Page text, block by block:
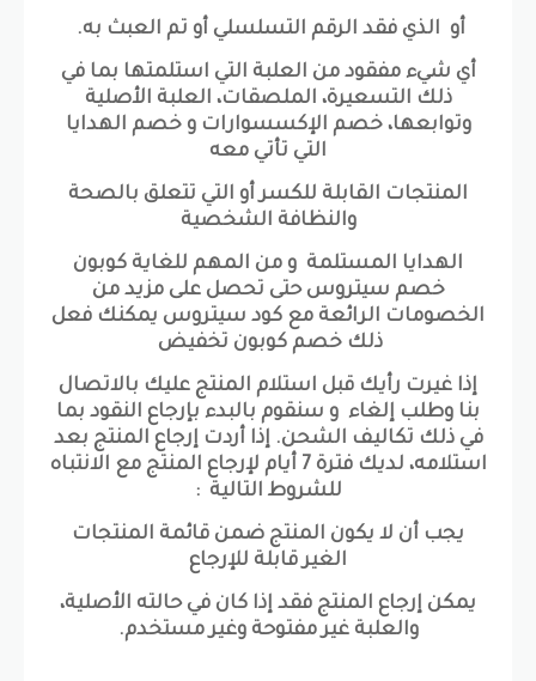
أو الذي فقد الرقم التسلسلي أو تم العبث به.
أي شيء مفقود من العلبة التي استلمتها بما في
ذلك التسعيرة، الملصقات، العلبة الأصلية
وتوابعها، خصم الإكسسوارات و خصم الهدايا
التي تأتي معه
المنتجات القابلة للكسر أو التي تتعلق بالصحة
والنظافة الشخصية
الهدايا المستلمة و من المهم للغاية كوبون
خصم سيتروس حتى تحصل على مزيد من
الخصومات الرائعة مع كود سيتروس يمكنك فعل
ذلك خصم كوبون تخفيض
إذا غيرت رأيك قبل استلام المنتج عليك بالاتصال
بنا وطلب إلغاء و سنقوم بالبدء بإرجاع النقود بما
في ذلك تكاليف الشحن. إذا أردت إرجاع المنتج بعد
استلامه، لديك فترة 7 أيام لإرجاع المنتج مع الانتباه
للشروط التالية :
يجب أن لا يكون المنتج ضمن قائمة المنتجات
الغير قابلة للإرجاع
يمكن إرجاع المنتج فقد إذا كان في حالته الأصلية،
والعلبة غير مفتوحة وغير مستخدم.